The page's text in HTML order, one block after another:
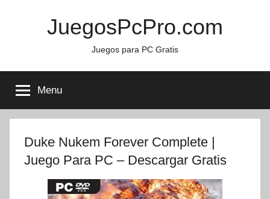
JuegosPcPro.com
Juegos para PC Gratis
Menu
Duke Nukem Forever Complete |
Juego Para PC – Descargar Gratis